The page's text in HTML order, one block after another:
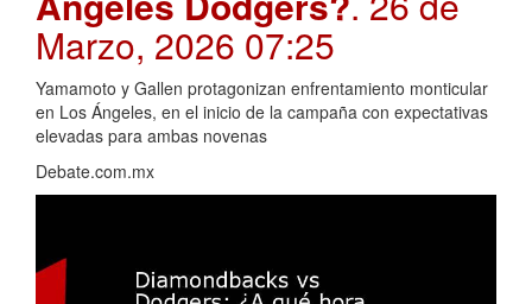
Marzo, 2026 07:25
Yamamoto y Gallen protagonizan enfrentamiento monticular
en Los Ángeles, en el inicio de la campaña con expectativas
elevadas para ambas novenas
Debate.com.mx